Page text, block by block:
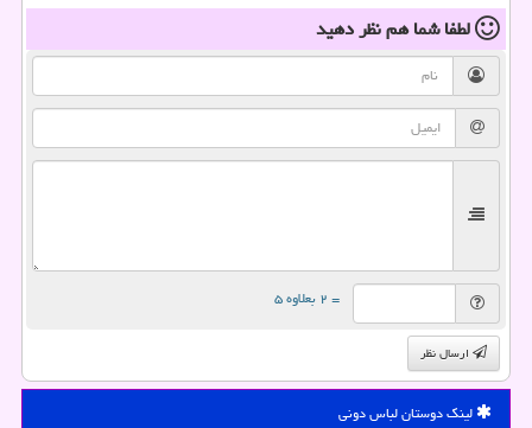
لطفا شما همنظر دهید
= ۲ بعلاوه ۵
ارسال نظر
لینک دوستان لباس دونی